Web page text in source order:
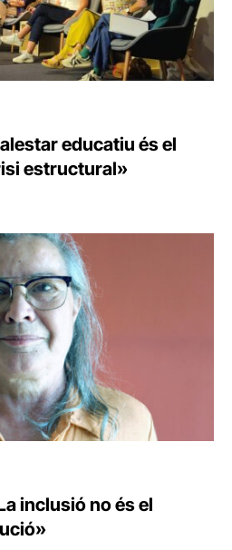
educatiu és el
estructural»
inclusió no és el